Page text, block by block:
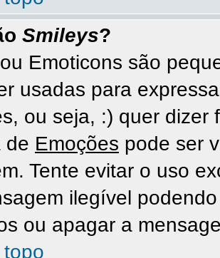
Smileys?
Emoticons são
usadas para
ou seja, :) quer dizer
de Emoções pode ser
Tente evitar o uso
ilegível
ou apagar a